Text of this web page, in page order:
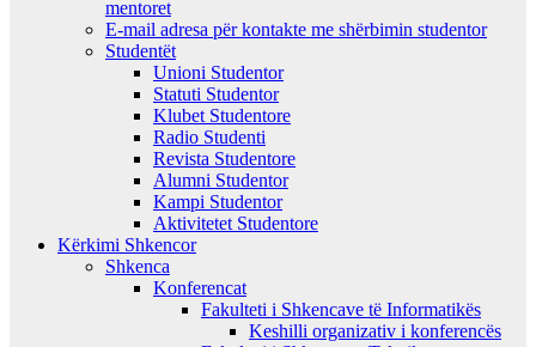
mentoret
E-mail adresa për kontakte me shërbimin studentor
Studentët
Unioni Studentor
Statuti Studentor
Klubet Studentore
Radio Studenti
Revista Studentore
Alumni Studentor
Kampi Studentor
Aktivitetet Studentore
Kërkimi Shkencor
Shkenca
Konferencat
Fakulteti i Shkencave të Informatikës
Keshilli organizativ i konferencës